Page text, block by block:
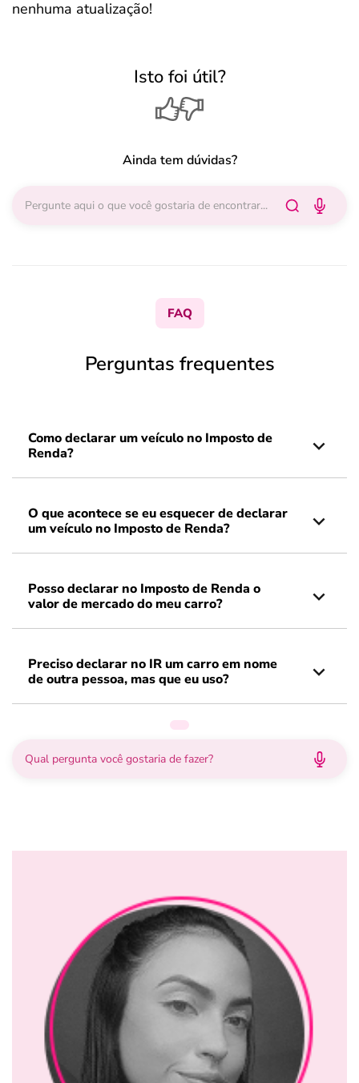
nenhuma atualização!
Isto foi útil?
Ainda tem dúvidas?
FAQ
Perguntas frequentes
Como declarar um veículo no Imposto de
Renda?
O que acontece se eu esquecer de declarar
um veículo no Imposto de Renda?
Posso declarar no Imposto de Renda o
valor de mercado do meu carro?
Preciso declarar no IR um carro em nome
de outra pessoa, mas que eu uso?